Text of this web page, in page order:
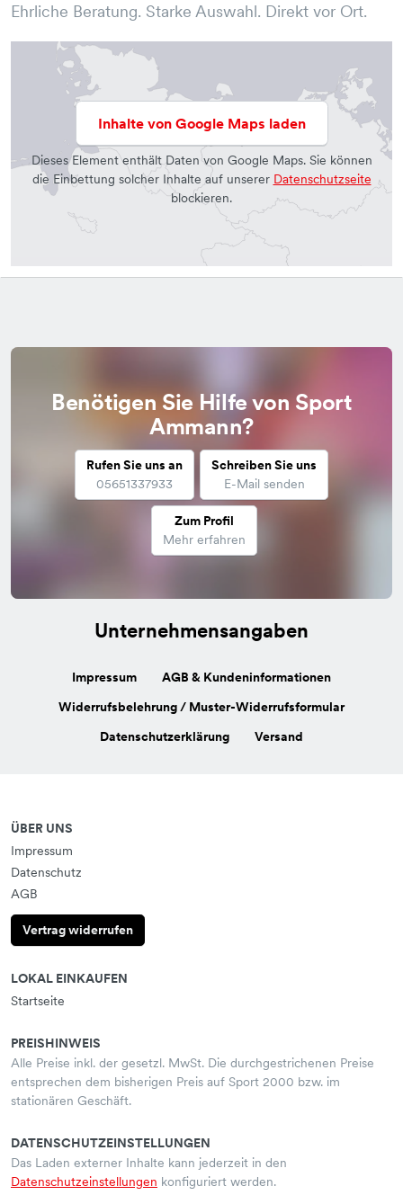
Ehrliche Beratung. Starke Auswahl. Direkt vor Ort.
Inhalte von Google Maps laden
Dieses Element enthält Daten von Google Maps. Sie können
die Einbettung solcher Inhalte auf unserer Datenschutzseite
blockieren.
Benötigen Sie Hilfe von Sport
Ammann?
Rufen Sie uns an
05651337933
Schreiben Sie uns
E-Mail senden
Zum Profil
Mehr erfahren
Unternehmensangaben
Impressum
AGB & Kundeninformationen
Widerrufsbelehrung / Muster-Widerrufsformular
Datenschutzerklärung
Versand
ÜBER UNS
Impressum
Datenschutz
AGB
Vertrag widerrufen
LOKAL EINKAUFEN
Startseite
PREISHINWEIS
Alle Preise inkl. der gesetzl. MwSt. Die durchgestrichenen Preise
entsprechen dem bisherigen Preis auf Sport 2000 bzw. im
stationären Geschäft.
DATENSCHUTZEINSTELLUNGEN
Das Laden externer Inhalte kann jederzeit in den
Datenschutzeinstellungen konfiguriert werden.